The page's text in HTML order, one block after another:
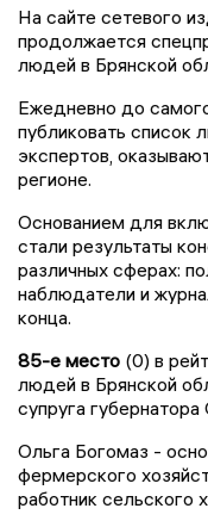
На сайте сетевого
продолжается
людей в Брянской
Ежедневно до
публиковать список
экспертов,
регионе.
Основанием для
стали результаты
различных сферах:
наблюдатели и
конца.
85-е место (0) в
людей в Брянской
супруга
Ольга Богомаз -
фермерского
работник сельского